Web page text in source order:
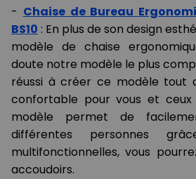
- Chaise de Bureau
BS10 : En plus de son design
modèle de chaise
doute notre modèle le plus
réussi à créer ce modèle tout
confortable pour vous et ceux
modèle permet de
différentes personnes
multifonctionnelles, vous
accoudoirs.